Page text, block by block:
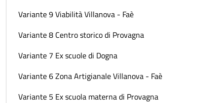
Variante 9 Viabilità Villanova - Faè
Variante 8 Centro storico di Provagna
Variante 7 Ex scuole di Dogna
Variante 6 Zona Artigianale Villanova - Faè
Variante 5 Ex scuola materna di Provagna